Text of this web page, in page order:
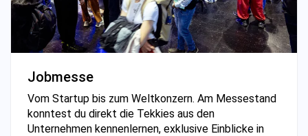
Jobmesse
Vom Startup bis zum Weltkonzern. Am Messestand
konntest du direkt die Tekkies aus den
Unternehmen kennenlernen, exklusive Einblicke in